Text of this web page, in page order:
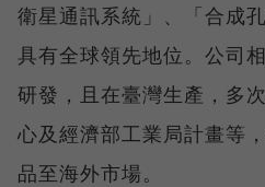
衛星通訊系統」、「合成
具有全球領先地位。公司
研發，且在臺灣生產，多
心及經濟部工業局計畫等
品至海外市場。